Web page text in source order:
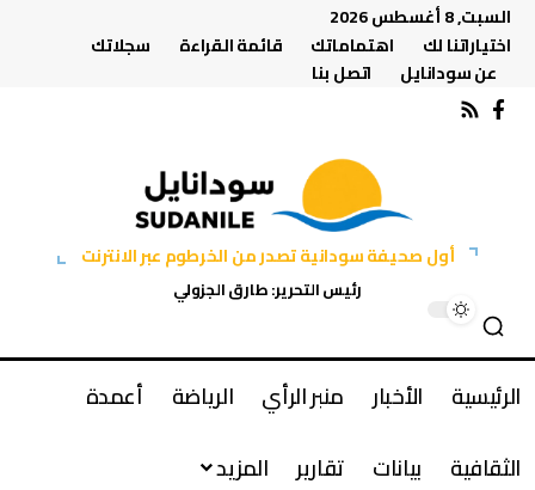
السبت, 8 أغسطس 2026
اختياراتنا لك
اهتماماتك قائمة القراءة
سجلاتك
عن سودانايل
اتصل بنا
أول صحيفة سودانية تصدر من الخرطوم عبر الانترنت
رئيس التحرير: طارق الجزولي
الرئيسية الأخبار منبر الرأي الرياضة
أعمدة
الثقافية
بيانات تقارير المزيد